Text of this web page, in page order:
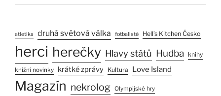
atletika druhá světová válka fotbalisté Hell’s Kitchen Česko
herci herečky Hlavy států Hudba knihy
knižní novinky krátké zprávy Kultura Love Island
Magazín nekrolog Olympijské hry